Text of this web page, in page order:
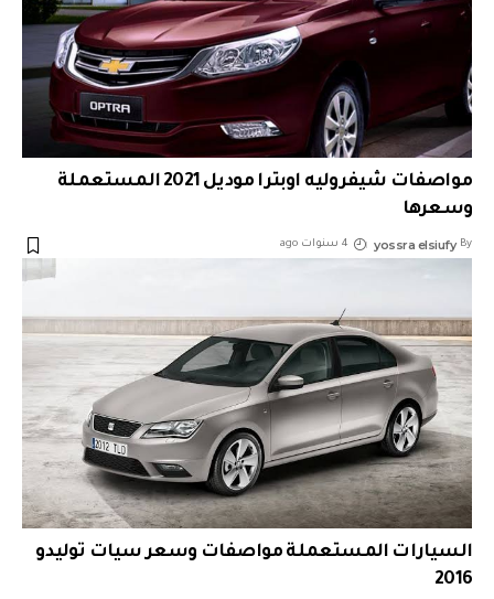
مواصفات شيفروليه اوبترا موديل 2021 المستعملة
وسعرها
By
yossra elsiufy 4 سنوات ago
السيارات المستعملة مواصفات وسعر سيات توليدو
2016